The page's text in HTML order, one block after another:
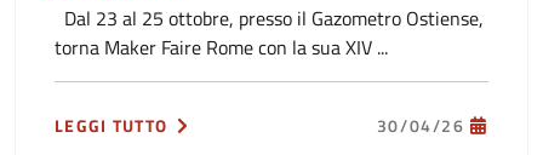
Dal 23 al 25 ottobre, presso il Gazometro Ostiense,
torna Maker Faire Rome con la sua XIV ...
LEGGI TUTTO 30/04/26